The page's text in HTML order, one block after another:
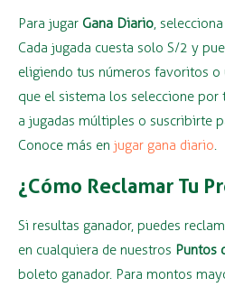
Para jugar Gana Diario,
Cada jugada cuesta solo S/2 y
eligiendo tus números favoritos o
que el sistema los seleccione por
a jugadas múltiples o suscribirte
Conoce más en jugar gana diario.
¿Cómo Reclamar Tu
Si resultas ganador, puedes
en cualquiera de nuestros Puntos
boleto ganador. Para montos